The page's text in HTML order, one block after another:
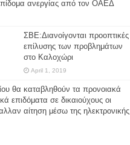
ανεργίας από τον ΟΑΕΔ
ΣΒΕ:Διανοίγονται προοπτικές
επίλυσης των προβλημάτων
στο Καλοχώρι
April 1, 2019
θα καταβληθούν τα προνοιακά
επιδόματα σε δικαιούχους οι
αίτηση μέσω της ηλεκτρονικής